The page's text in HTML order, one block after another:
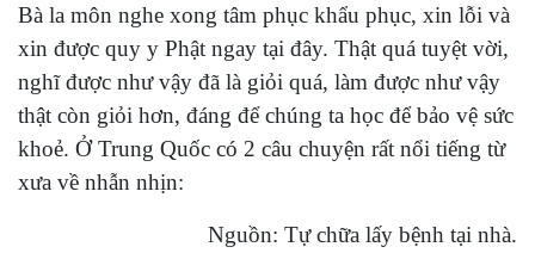
Bà la môn nghe xong tâm phục khẩu phục, xin lỗi và
xin được quy y Phật ngay tại đây. Thật quá tuyệt vời,
nghĩ được như vậy đã là giỏi quá, làm được như vậy
thật còn giỏi hơn, đáng để chúng ta học để bảo vệ sức
khoẻ. Ở Trung Quốc có 2 câu chuyện rất nổi tiếng từ
xưa về nhẫn nhịn:
Nguồn: Tự chữa lấy bệnh tại nhà.